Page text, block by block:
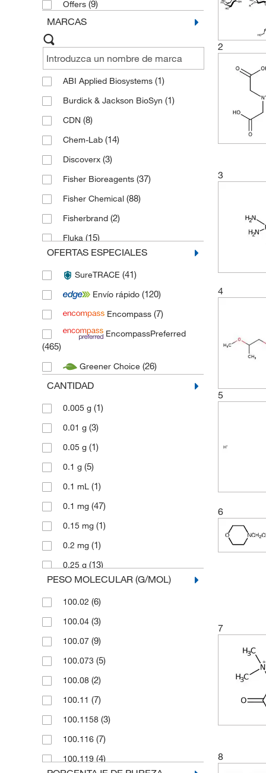
Offers (9)
MARCAS
ABI Applied Biosystems (1)
Burdick & Jackson BioSyn (1)
CDN (8)
Chem-Lab (14)
Discoverx (3)
Fisher Bioreagents (37)
Fisher Chemical (88)
Fisherbrand (2)
Fluka (15)
Gibco(3)
Honeywell Burdick & Jackson
Honeywell Fluka(15)
Honeywell Riedel-de Haën
IBA Lifesciences(1)
JT Baker(22)
Medchem Express
Melford(12)
MP Biomedicals
PENTA CHEMICALS
Reagecon
Ricca Chemical Company
Serva Electrophoresis
SPEX Certiprep
Thermo Scientific(50)
(52)
(84,035)
OFERTAS ESPECIALES
SureTRACE (41)
Envío rápido (120)
Encompass (7)
EncompassPreferred
(465)
Greener Choice (26)
CANTIDAD
0.005 g (1)
0.01 g (3)
0.05 g (1)
0.1 g (5)
0.1 mL (1)
0.1 mg (47)
0.15 mg (1)
0.2 mg (1)
0.25 g (13)
0.25 mL(1)
0.25 mg(75)
0.3 mg (1)
0.4 mg (1)
0.5 g(19)
0.5 kg(1)
0.5 mL (3)
0.5 mg(663)
1 Ea. (8)
1 Kg(7)
PESO MOLECULAR (G/MOL)
100.02 (6)
100.04 (3)
100.07 (9)
100.073 (5)
100.08 (2)
100.11 (7)
100.1158 (3)
100.116 (7)
100.119 (4)
2
3
4
5
6
7
8